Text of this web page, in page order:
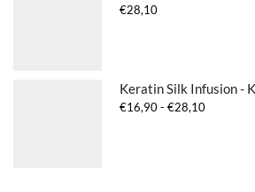
€28,10
€16,90- €28,10Prijsklasse: